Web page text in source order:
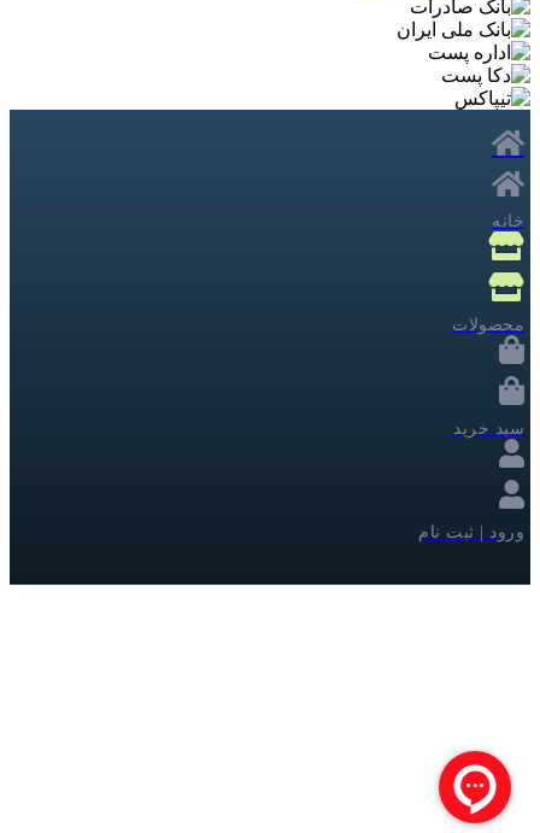
خانه
محصولات
سبد خرید
ورود | ثبت نام